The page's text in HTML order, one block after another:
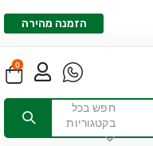
הזמנה מהירה
0
חפש בכל
בקטגוריות